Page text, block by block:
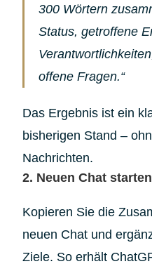
300 Wörtern
Status, getroffene
offene Fragen.“
Das Ergebnis ist ein
bisherigen Stand –
Nachrichten.
2. Neuen Chat starten
Kopieren Sie die
neuen Chat und
Ziele. So erhält